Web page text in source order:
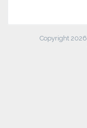
Copyright 2026